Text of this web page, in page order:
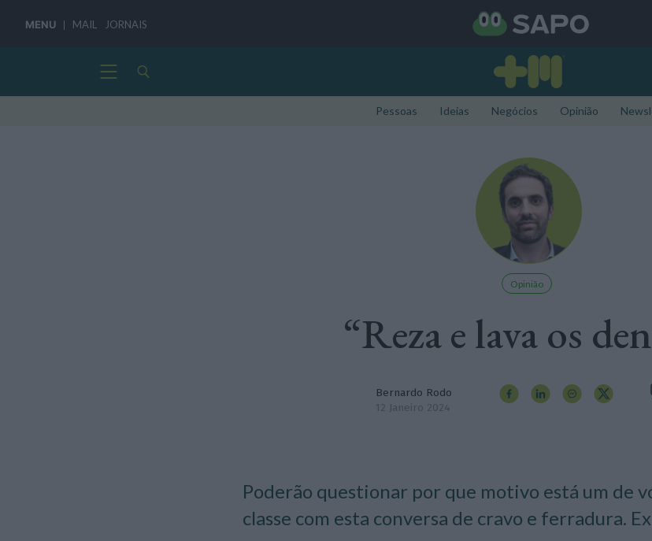
MENU MAIL JORNAIS
Pessoas Ideias Negócios Opinião
Opinião
“Reza e lava os
Bernardo Rodo
12 Janeiro 2024
Poderão questionar por que motivo está um de
classe com esta conversa de cravo e ferradura.